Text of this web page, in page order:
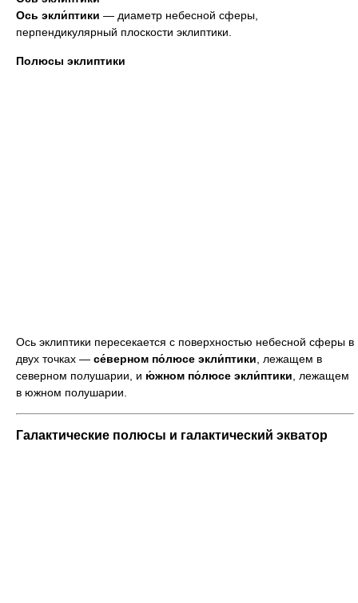
Ось экли́птики — диаметр небесной сферы,
перпендикулярный плоскости эклиптики.
Полюсы эклиптики
Ось эклиптики пересекается с поверхностью небесной сферы в
двух точках — се́верном по́люсе экли́птики , лежащем в
северном полушарии, и ю́жном по́люсе экли́птики , лежащем
в южном полушарии.
Галактические полюсы и галактический экватор